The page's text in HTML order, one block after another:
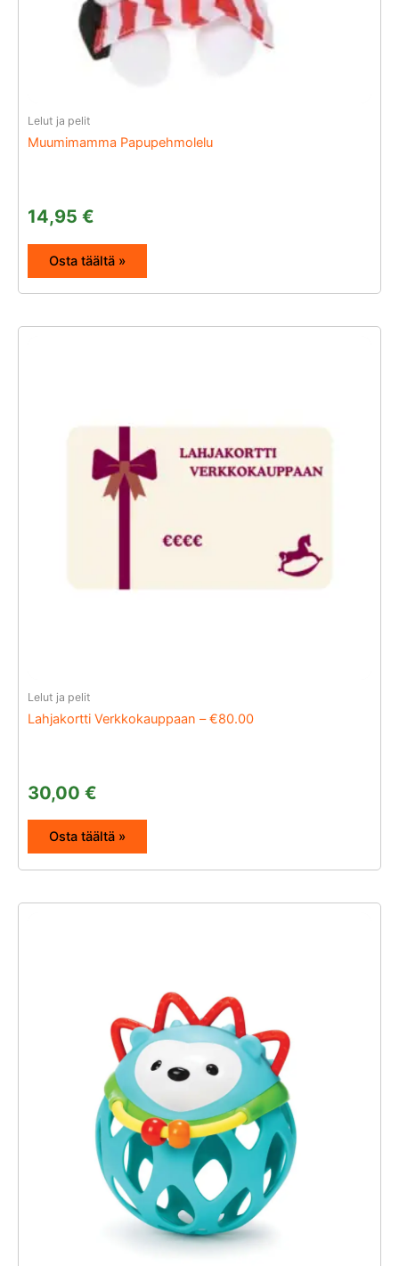
Lelut ja pelit
Muumimamma Papupehmolelu
14,95 €
Osta täältä »
Lelut ja pelit
Lahjakortti Verkkokauppaan – €80.00
30,00 €
Osta täältä »